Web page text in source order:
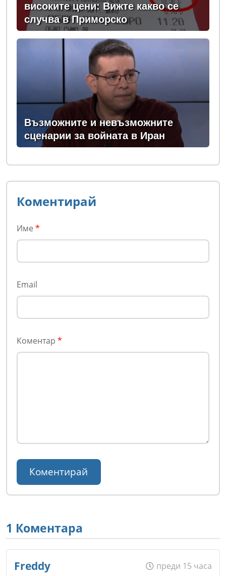
високите цени: Вижте какво се
случва в Приморско
Възможните и невъзможните
сценарии за войната в Иран
Коментирай
Име *
Email
Коментар *
1 Коментара
Freddy преди 15 часа